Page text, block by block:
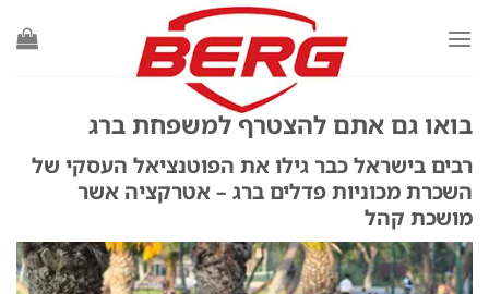
בואו גם אתם להצטרף למשפחת ברג
רבים בישראל כבר גילו את הפוטנציאל העסקי של
השכרת מכוניות פדלים ברג – אטרקציה אשר
מושכת קהל